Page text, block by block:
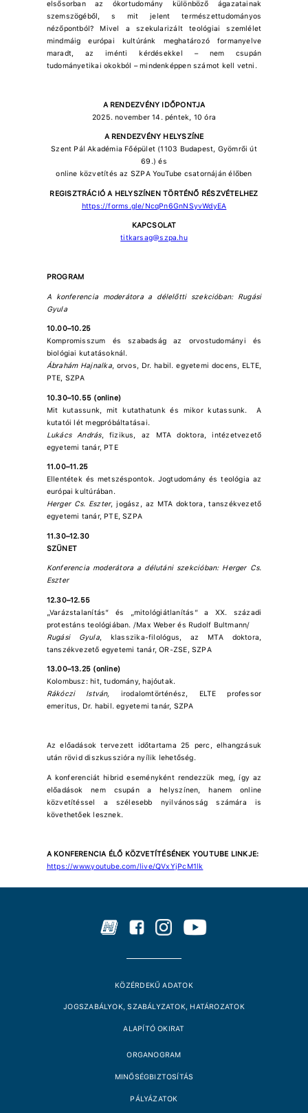
elsősorban az ókortudomány különböző ágazatainak
szemszögéből, s mit jelent természettudományos
nézőpontból? Mivel a szekularizált teológiai szemlélet
mindmáig európai kultúránk meghatározó formanyelve
maradt, az iménti kérdésekkel – nem csupán
tudományetikai okokból – mindenképpen számot kell vetni.
A RENDEZVÉNY IDŐPONTJA
2025. november 14. péntek, 10 óra
A RENDEZVÉNY HELYSZÍNE
Szent Pál Akadémia Főépület (1103 Budapest, Gyömrői út
69.) és
online közvetítés az SZPA YouTube csatornáján élőben
REGISZTRÁCIÓ A HELYSZÍNEN TÖRTÉNŐ RÉSZVÉTELHEZ
https://forms.gle/NcqPn6GnNSyvWdyEA
KAPCSOLAT
titkarsag@szpa.hu
PROGRAM
A konferencia moderátora a délelőtti szekcióban: Rugási
Gyula
10.00–10.25
Kompromisszum és szabadság az orvostudományi és
biológiai kutatásoknál.
Ábrahám Hajnalka, orvos, Dr. habil. egyetemi docens, ELTE,
PTE, SZPA
10.30–10.55 (online)
Mit kutassunk, mit kutathatunk és mikor kutassunk. A
kutatói lét megpróbáltatásai.
Lukács András, fizikus, az MTA doktora, intézetvezető
egyetemi tanár, PTE
11.00–11.25
Ellentétek és metszéspontok. Jogtudomány és teológia az
európai kultúrában.
Herger Cs. Eszter, jogász, az MTA doktora, tanszékvezető
egyetemi tanár, PTE, SZPA
11.30–12.30
SZÜNET
Konferencia moderátora a délutáni szekcióban: Herger Cs.
Eszter
12.30–12.55
„Varázstalanítás” és „mitológiátlanítás” a XX. századi
protestáns teológiában. /Max Weber és Rudolf Bultmann/
Rugási Gyula, klasszika-filológus, az MTA doktora,
tanszékvezető egyetemi tanár, OR-ZSE, SZPA
13.00–13.25 (online)
Kolombusz: hit, tudomány, hajóutak.
Rákóczi István, irodalomtörténész, ELTE professor
emeritus, Dr. habil. egyetemi tanár, SZPA
Az előadások tervezett időtartama 25 perc, elhangzásuk
után rövid diszkusszióra nyílik lehetőség.
A konferenciát hibrid eseményként rendezzük meg, így az
előadások nem csupán a helyszínen, hanem online
közvetítéssel a szélesebb nyilvánosság számára is
követhetőek lesznek.
A KONFERENCIA ÉLŐ KÖZVETÍTÉSÉNEK YOUTUBE LINKJE:
https://www.youtube.com/live/QVxYjPcM1lk
KÖZÉRDEKŰ ADATOK
JOGSZABÁLYOK, SZABÁLYZATOK, HATÁROZATOK
ALAPÍTÓ OKIRAT
ORGANOGRAM
MINŐSÉGBIZTOSÍTÁS
PÁLYÁZATOK